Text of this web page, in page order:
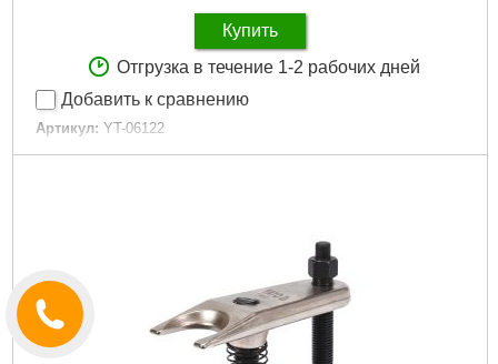
Купить
Отгрузка в течение 1-2 рабочих дней
Добавить к сравнению
Артикул: YT-06122
Код товара: 16.05.21
Подробнее...